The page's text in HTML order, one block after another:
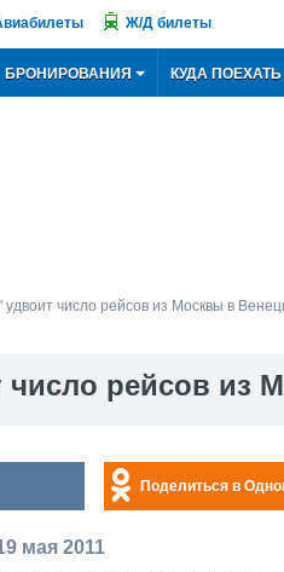
Ж/Д билеты
БРОНИРОВАНИЯ КУДА ПОЕХАТЬ
число рейсов из Москвы в
рейсов из
Поделиться в
мая 2011